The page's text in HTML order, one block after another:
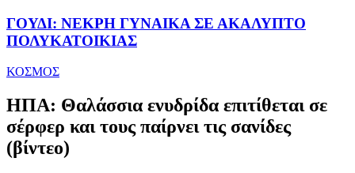
ΓΟΥΔΙ: ΝΕΚΡΗ ΓΥΝΑΙΚΑ ΣΕ ΑΚΑΛΥΠΤΟ
ΠΟΛΥΚΑΤΟΙΚΙΑΣ
ΚΟΣΜΟΣ
ΗΠΑ: Θαλάσσια ενυδρίδα επιτίθεται σε
σέρφερ και τους παίρνει τις σανίδες
(βίντεο)